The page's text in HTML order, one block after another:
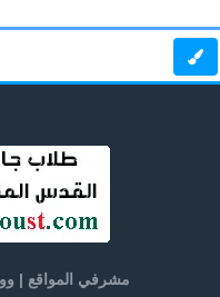
مشرفي المواقع |